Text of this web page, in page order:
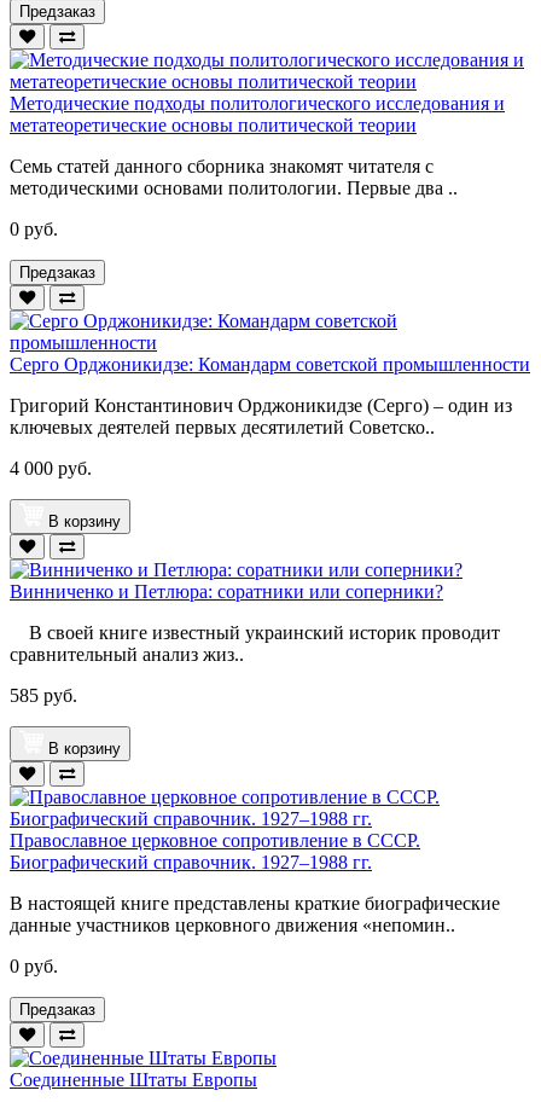
Предзаказ
Методические подходы политологического исследования и
метатеоретические основы политической теории
Семь статей данного сборника знакомят читателя с
методическими основами политологии. Первые два ..
0 руб.
Предзаказ
Серго Орджоникидзе: Командарм советской промышленности
Григорий Константинович Орджоникидзе (Серго) – один из
ключевых деятелей первых десятилетий Советско..
4 000 руб.
В корзину
Винниченко и Петлюра: соратники или соперники?
В своей книге известный украинский историк проводит
сравнительный анализ жиз..
585 руб.
В корзину
Православное церковное сопротивление в СССР.
Биографический справочник. 1927–1988 гг.
В настоящей книге представлены краткие биографические
данные участников церковного движения «непомин..
0 руб.
Предзаказ
Соединенные Штаты Европы